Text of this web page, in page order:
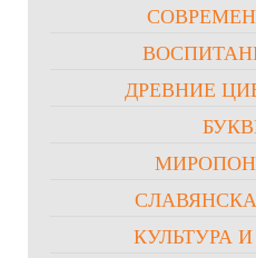
ДРЕВНИЕ
КУЛЬТУРА